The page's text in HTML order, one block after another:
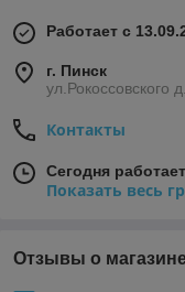
Работает с
г. Пинск
ул.Рокоссовского
Контакты
Сегодня
Показать весь
Отзывы о